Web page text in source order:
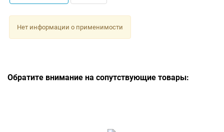
Нет информации о применимости
Обратите внимание на сопутствующие товары: